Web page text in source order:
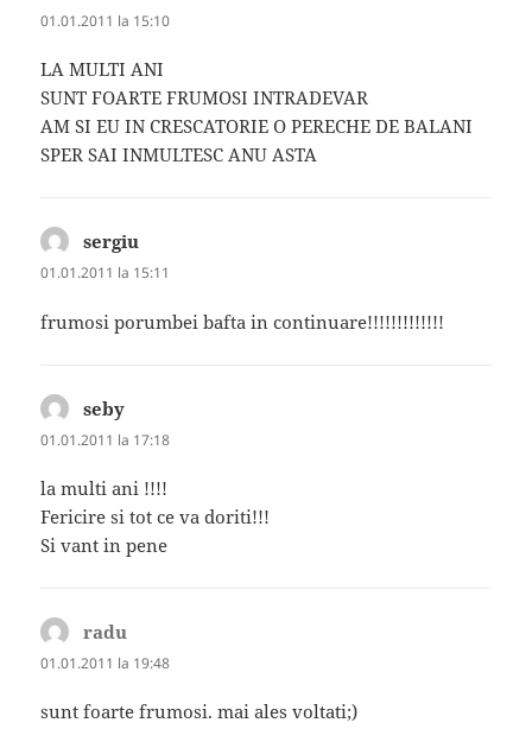
01.01.2011 la 15:10
LA MULTI ANI
SUNT FOARTE FRUMOSI INTRADEVAR
AM SI EU IN CRESCATORIE O PERECHE DE BALANI
SPER SAI INMULTESC ANU ASTA
sergiu
01.01.2011 la 15:11
frumosi porumbei bafta in continuare!!!!!!!!!!!!!
seby
01.01.2011 la 17:18
la multi ani !!!!
Fericire si tot ce va doriti!!!
Si vant in pene
radu
01.01.2011 la 19:48
sunt foarte frumosi. mai ales voltati;)